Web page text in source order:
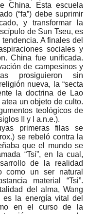
China. Esta escuela
(“fa”) debe suprimir
y transformar la
de Sun Tseu, es
A finales del
sociales y
China fue unificada.
de campesinos y
prosiguieron sin
nueva, la “secta
la doctrina de Lao
un objeto de culto.
teológicos de
II y I a.n.e.).
primeras filas se
se rebeló contra la
que el mundo se
“Tsi”, en la cual,
de la realidad
como un ser natural
material “Tsi”.
del alma, Wang
la energía vital del
en el curso de la